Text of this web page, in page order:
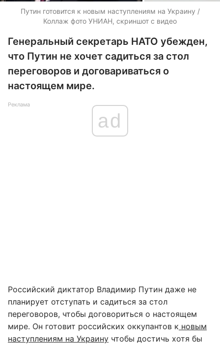
Путин готовится к новым наступлениям на Украину /
Коллаж фото УНИАН, скриншот с видео
Генеральный секретарь НАТО убежден,
что Путин не хочет садиться за стол
переговоров и договариваться о
настоящем мире.
Реклама
ad
Российский диктатор Владимир Путин даже не
планирует отступать и садиться за стол
переговоров, чтобы договориться о настоящем
мире. Он готовит российских оккупантов к новым
наступлениям на Украину чтобы достичь хотя бы